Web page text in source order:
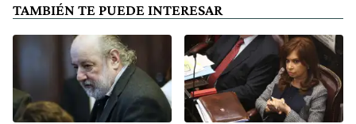
TAMBIÉN TE PUEDE INTERESAR